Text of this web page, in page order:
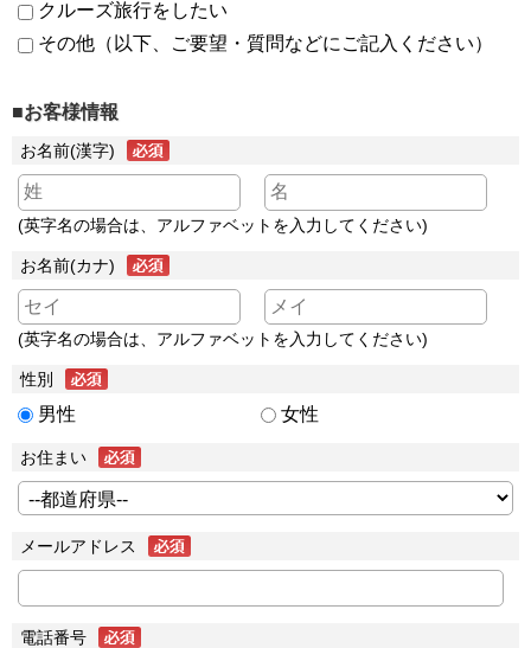
クルーズ旅行をしたい
その他（以下、ご要望・質問などにご記入ください）
■お客様情報
お名前(漢字)
(英字名の場合は、アルファベットを入力してください)
お名前(カナ)
(英字名の場合は、アルファベットを入力してください)
性別
男性 女性
お住まい
メールアドレス
電話番号